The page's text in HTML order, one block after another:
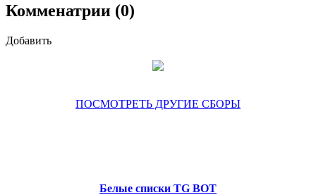
Комменатрии (0)
Добавить
ПОСМОТРЕТЬ ДРУГИЕ СБОРЫ
Белые списки TG BOT